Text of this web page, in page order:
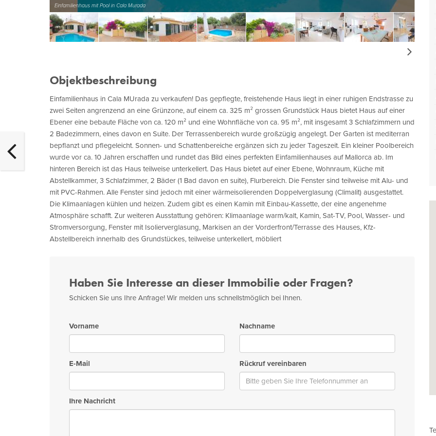
Einfamilienhaus mit Pool in Cala Murada
Objektbeschreibung
Einfamilienhaus in Cala MUrada zu verkaufen! Das gepflegte, freistehende Haus liegt in einer ruhigen Endstrasse zu
zwei Seiten angrenzend an eine Grünzone, auf einem ca. 325 m² grossen Grundstück Haus bietet Haus auf einer
Ebener eine bebaute Fläche von ca. 120 m² und eine Wohnfläche von ca. 95 m², mit insgesamt 3 Schlafzimmern und
2 Badezimmern, eines davon en Suite. Der Terrassenbereich wurde großzügig angelegt. Der Garten ist mediterran
bepflanzt und pflegeleicht. Sonnen- und Schattenbereiche ergänzen sich zu jeder Tageszeit. Ein kleiner Poolbereich
wurde vor ca. 10 Jahren erschaffen und rundet das Bild eines perfekten Einfamilienhauses auf Mallorca ab. Im
hinteren Bereich ist das Haus teilweise unterkellert. Das Haus bietet auf einer Ebene, Wohnraum, Küche mit
Abstellkammer, 3 Schlafzimmer, 2 Bäder (1 Bad davon en suite), Flurbereich. Die Fenster sind teilweise mit Alu- und
mit PVC-Rahmen. Alle Fenster sind jedoch mit einer wärmeisolierenden Doppelverglasung (Climalit) ausgestattet.
Die Klimaanlagen kühlen und heizen. Zudem gibt es einen Kamin mit Einbau-Kassette, der eine angenehme
Atmosphäre schafft. Zur weiteren Ausstattung gehören: Klimaanlage warm/kalt, Kamin, Sat-TV, Pool, Wasser- und
Stromversorgung, Fenster mit Isolierverglasung, Markisen an der Vorderfront/Terrasse des Hauses, Kfz-
Abstellbereich innerhalb des Grundstückes, teilweise unterkellert, möbliert
Haben Sie Interesse an dieser Immobilie oder Fragen?
Schicken Sie uns Ihre Anfrage! Wir melden uns schnellstmöglich bei Ihnen.
Vorname Nachname
E-Mail Rückruf vereinbaren
Ihre Nachricht